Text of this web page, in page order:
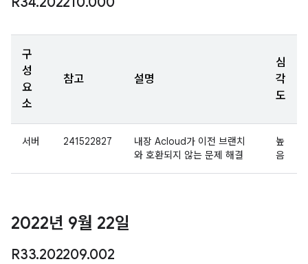
구
성
요
소
참고 설명
심
각
도
서버 241522827
내장 Acloud가 이전 브랜치
와 호환되지 않는 문제 해결
높
음
2022년 9월 22일
R33.202209.002